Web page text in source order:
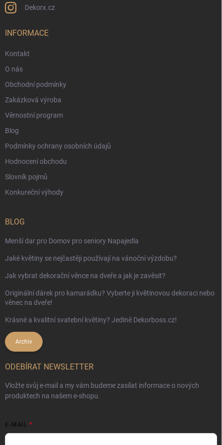
Dekorx.cz
INFORMACE
Kontakt
O nás
Obchodní podmínky
Zakázková výroba
Věrnostní program
Blog
Podmínky ochrany osobních údajů
Hodnocení obchodu
Slovník pojmů
Konkureční výhody
BLOG
Menší dar pro Domov pro seniory Napajedla
Jaké květiny se nejčastěji používají na vánoční výzdobu?
Jak vybrat dekorační věnce na dveře a jak je zavěsit?
Originální dárek pro kamarádku? Vyberte ji květinovou dekoraci nebo
věnec na dveře!
Krásné a kvalitní svatební květiny? Jedině Dekorboss.cz!
Archiv
ODEBÍRAT NEWSLETTER
Vložte svůj e-mail a my vám budeme zasílat informace o nových
produktech na našem e-shopu.
E-MAIL